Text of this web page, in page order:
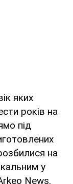
яких
років на
під
на
у
News.